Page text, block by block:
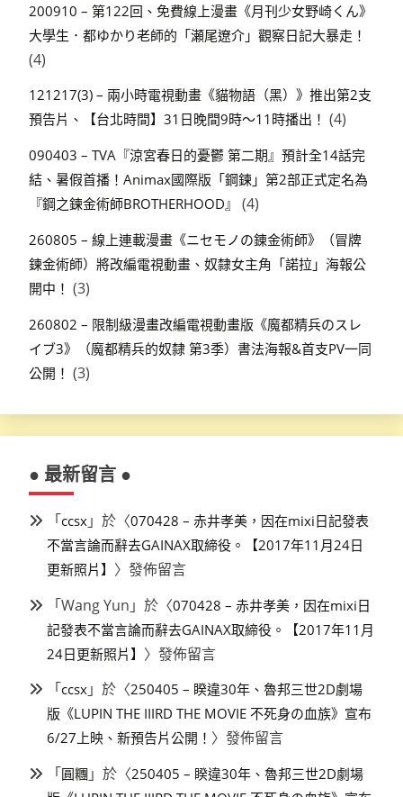
200910 – 第122回、免費線上漫畫《月刊少女野崎くん》
大學生．都ゆかり老師的「瀬尾遼介」觀察日記大暴走！
(4)
121217(3) – 兩小時電視動畫《貓物語（黑）》推出第2支
預告片、【台北時間】31日晚間9時～11時播出！ (4)
090403 – TVA『涼宮春日的憂鬱 第二期』預計全14話完
結、暑假首播！Animax國際版「鋼鍊」第2部正式定名為
『鋼之鍊金術師BROTHERHOOD』
(4)
260805 – 線上連載漫畫《ニセモノの錬金術師》（冒牌
鍊金術師）將改編電視動畫、奴隸女主角「諾拉」海報公
開中！ (3)
260802 – 限制級漫畫改編電視動畫版《魔都精兵のスレ
イブ3》（魔都精兵的奴隸 第3季）書法海報&首支PV一同
公開！ (3)
● 最新留言 ●
「ccsx 」於〈070428 – 赤井孝美，因在mixi日記發表
不當言論而辭去GAINAX取締役。【2017年11月24日
更新照片】 〉發佈留言
「Wang Yun 」於〈070428 – 赤井孝美，因在mixi日
記發表不當言論而辭去GAINAX取締役。【2017年11月
24日更新照片】 〉發佈留言
「ccsx 」於〈250405 – 睽違30年、魯邦三世2D劇場
版《LUPIN THE IIIRD THE MOVIE 不死身の血族》宣布
6/27上映、新預告片公開！ 〉發佈留言
「圓糰 」於〈250405 – 睽違30年、魯邦三世2D劇場